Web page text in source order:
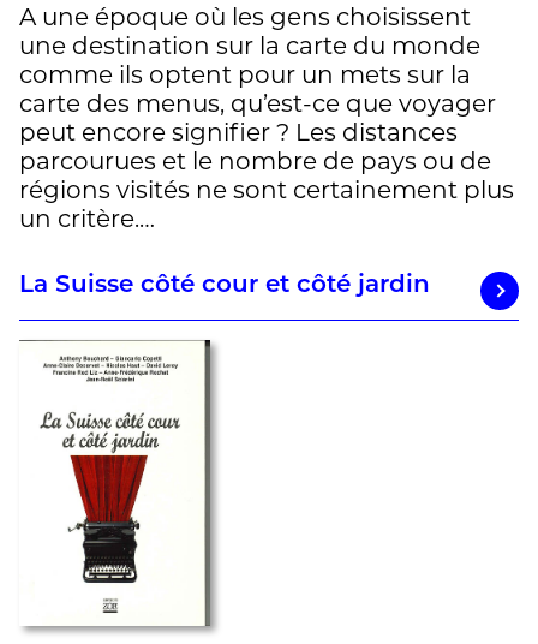
A une époque où les gens choisissent
une destination sur la carte du monde
comme ils optent pour un mets sur la
carte des menus, qu’est-ce que voyager
peut encore signifier ? Les distances
parcourues et le nombre de pays ou de
régions visités ne sont certainement plus
un critère.…
La Suisse côté cour et côté jardin